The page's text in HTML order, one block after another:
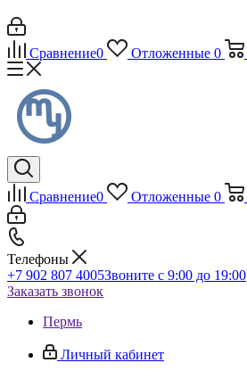
Сравнение0 Отложенные 0
Сравнение0 Отложенные 0
Телефоны
+7 902 807 4005Звоните с 9:00 до 19:00
Заказать звонок
Пермь
Личный кабинет